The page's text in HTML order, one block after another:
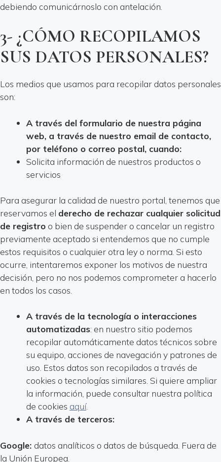
debiendo comunicárnoslo con antelación.
3- ¿CÓMO RECOPILAMOS
SUS DATOS PERSONALES?
Los medios que usamos para recopilar datos personales
son:
A través del formulario de nuestra página
web, a través de nuestro email de contacto,
por teléfono o correo postal, cuando:
Solicita información de nuestros productos o
servicios
Para asegurar la calidad de nuestro portal, tenemos que
reservamos el derecho de rechazar cualquier solicitud
de registro o bien de suspender o cancelar un registro
previamente aceptado si entendemos que no cumple
estos requisitos o cualquier otra ley o norma. Si esto
ocurre, intentaremos exponer los motivos de nuestra
decisión, pero no nos podemos comprometer a hacerlo
en todos los casos.
A través de la tecnología o interacciones
automatizadas: en nuestro sitio podemos
recopilar automáticamente datos técnicos sobre
su equipo, acciones de navegación y patrones de
uso. Estos datos son recopilados a través de
cookies o tecnologías similares. Si quiere ampliar
la información, puede consultar nuestra política
de cookies aquí.
A través de terceros:
Google: datos analíticos o datos de búsqueda. Fuera de
la Unión Europea.